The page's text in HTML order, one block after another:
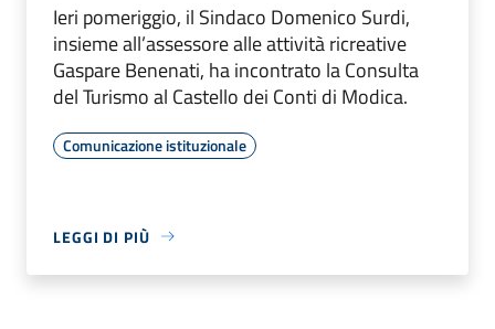
Ieri pomeriggio, il Sindaco Domenico Surdi,
insieme all’assessore alle attività ricreative
Gaspare Benenati, ha incontrato la Consulta
del Turismo al Castello dei Conti di Modica.
Comunicazione istituzionale
LEGGI DI PIÙ